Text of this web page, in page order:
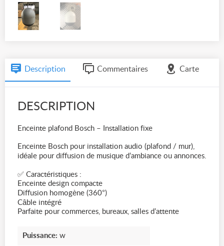
Description Commentaires Carte
DESCRIPTION
Enceinte plafond Bosch – Installation fixe
Enceinte Bosch pour installation audio (plafond / mur),
idéale pour diffusion de musique d’ambiance ou annonces.
✅ Caractéristiques :
Enceinte design compacte
Diffusion homogène (360°)
Câble intégré
Parfaite pour commerces, bureaux, salles d’attente
Puissance: w